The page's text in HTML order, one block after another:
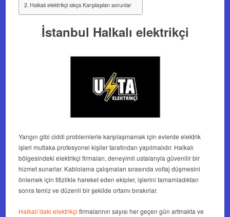
Halkalı elektrikçi sıkça Karşılaşılan sorunlar
İstanbul Halkalı elektrikçi
Yangın gibi ciddi problemlerle karşılaşmamak için evlerde elektrik
işleri mutlaka profesyonel kişiler tarafından yapılmalıdır. Halkalı
bölgesindeki elektrikçi firmaları, deneyimli ustalarıyla güvenilir bir
hizmet sunarlar. Kablolama çalışmaları sırasında voltaj düşmesini
önlemek için titizlikle hareket eden ekipler, işlerini tamamladıktan
sonra temiz ve düzenli bir şekilde ortamı bırakırlar.
Halkalı’daki elektrikçi firmalarının sayısı her geçen gün artmakta ve